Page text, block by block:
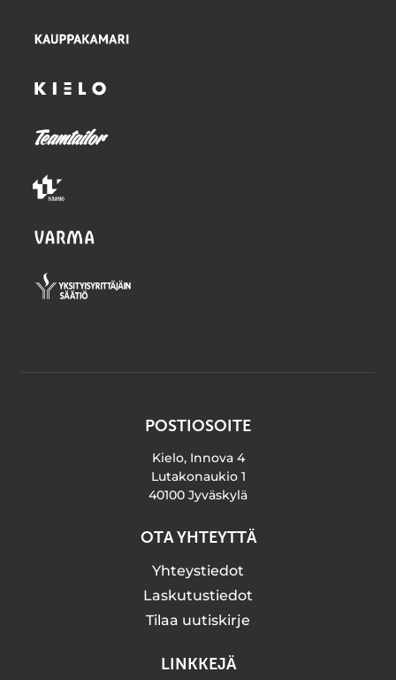
POSTIOSOITE
Kielo, Innova 4
Lutakonaukio 1
40100 Jyväskylä
OTA YHTEYTTÄ
Yhteystiedot
Laskutustiedot
Tilaa uutiskirje
LINKKEJÄ